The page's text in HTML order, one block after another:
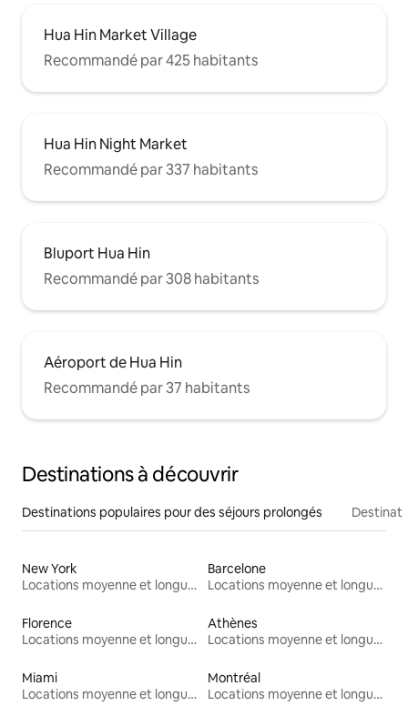
Hua Hin Market Village
Recommandé par 425 habitants
Hua Hin Night Market
Recommandé par 337 habitants
Bluport Hua Hin
Recommandé par 308 habitants
Aéroport de Hua Hin
Recommandé par 37 habitants
Destinations à découvrir
Destinations populaires pour des séjours prolongés
New York
Locations moyenne et longue durée
Barcelone
Locations moyenne et longue durée
Florence
Locations moyenne et longue durée
Athènes
Locations moyenne et longue durée
Miami
Locations moyenne et longue durée
Montréal
Locations moyenne et longue durée